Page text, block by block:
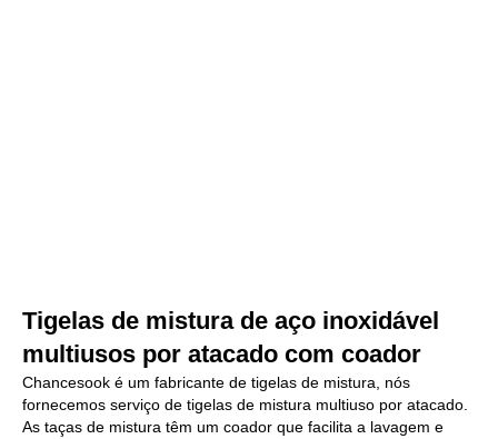
Tigelas de mistura de aço inoxidável
multiusos por atacado com coador
Chancesook é um fabricante de tigelas de mistura, nós
fornecemos serviço de tigelas de mistura multiuso por atacado.
As taças de mistura têm um coador que facilita a lavagem e